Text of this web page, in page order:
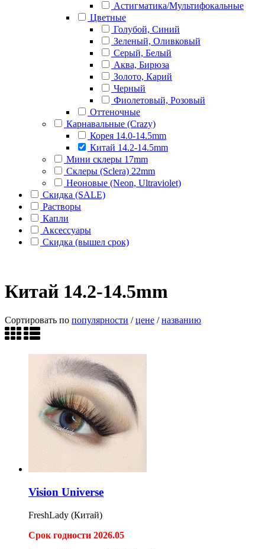
Астигматика/Мультифокальные
Цветные
Голубой, Синий
Зеленый, Оливковый
Серый, Белый
Аква, Бирюза
Золото, Карий
Черный
Фиолетовый, Розовый
Оттеночные
Карнавальные (Crazy)
Корея 14.0-14.5mm
Китай 14.2-14.5mm
Мини склеры 17mm
Склеры (Sclera) 22mm
Неоновые (Neon, Ultraviolet)
Скидка (SALE)
Растворы
Капли
Аксессуары
Скидка (вышел срок)
Китай 14.2-14.5mm
Сортировать по популярности /цене /названию
Vision Universe
FreshLady (Китай)
Срок годности 2026.05